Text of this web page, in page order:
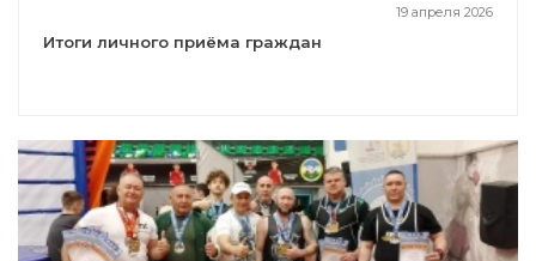
19 апреля 2026
Итоги личного приёма граждан